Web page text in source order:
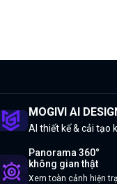
MOGIVI AI
AI thiết kế & cải tạo
Panorama 360°
không gian thật
Xem toàn cảnh hiện